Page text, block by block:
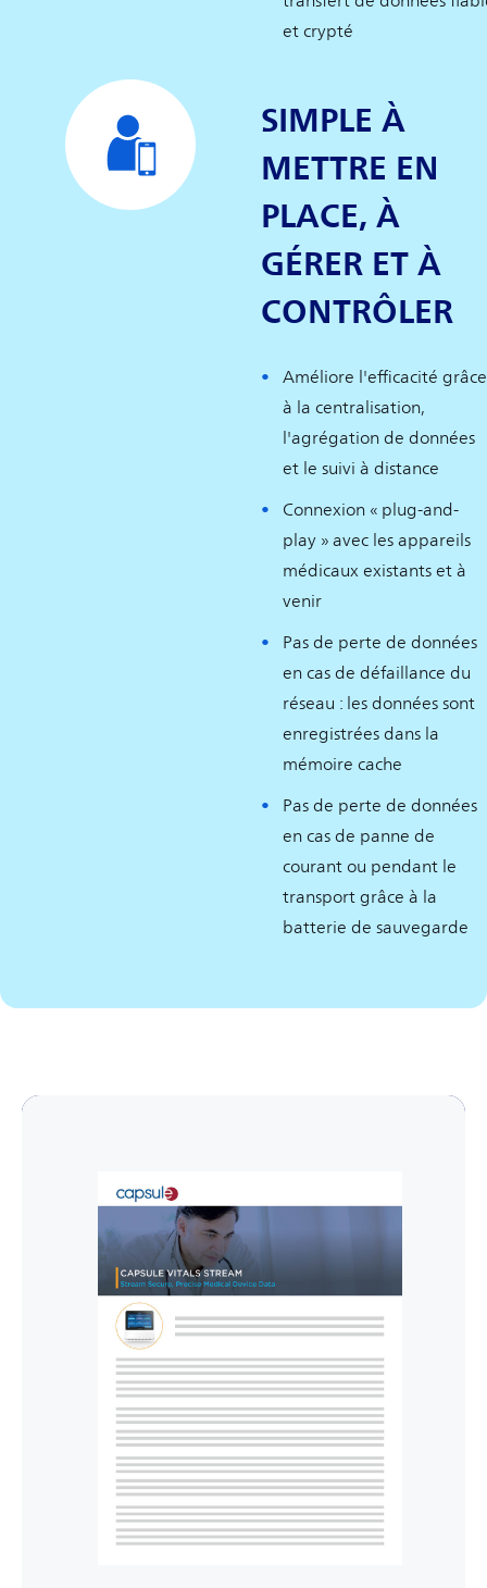
et crypté
SIMPLE À
METTRE EN
PLACE, À
GÉRER ET À
CONTRÔLER
Améliore l'efficacité grâce
à la centralisation,
l'agrégation de données
et le suivi à distance
Connexion « plug-and-
play » avec les appareils
médicaux existants et à
venir
Pas de perte de données
en cas de défaillance du
réseau : les données sont
enregistrées dans la
mémoire cache
Pas de perte de données
en cas de panne de
courant ou pendant le
transport grâce à la
batterie de sauvegarde